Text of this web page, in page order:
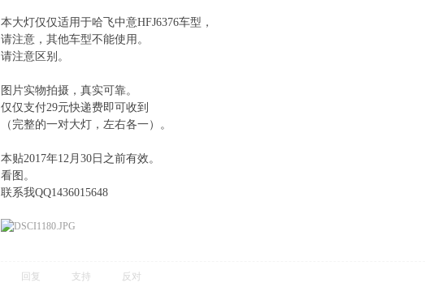
本大灯仅仅适用于哈飞中意HFJ6376车型，
请注意，其他车型不能使用。
请注意区别。
图片实物拍摄，真实可靠。
仅仅支付29元快递费即可收到
（完整的一对大灯，左右各一）。
本贴2017年12月30日之前有效。
看图。
联系我QQ1436015648
回复 支持 反对